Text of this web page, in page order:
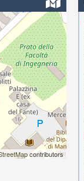
contributors